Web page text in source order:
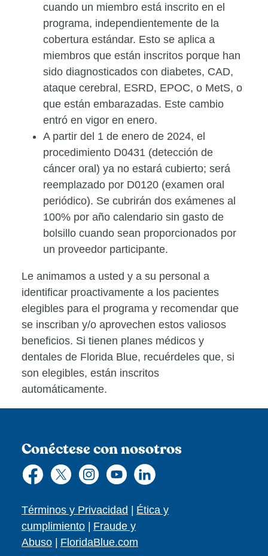
cuando un miembro está inscrito en el
programa, independientemente de la
cobertura estándar. Esto se aplica a
miembros que están inscritos porque han
sido diagnosticados con diabetes, CAD,
ataque cerebral, ESRD, EPOC, o MetS, o
que están embarazadas. Este cambio
entró en vigor en enero.
A partir del 1 de enero de 2024, el
procedimiento D0431 (detección de
cáncer oral) ya no estará cubierto; será
reemplazado por D0120 (examen oral
periódico). Se cubrirán dos exámenes al
100% por año calendario sin gasto de
bolsillo cuando sean proporcionados por
un proveedor participante.
Le animamos a usted y a su personal a
identificar proactivamente a los pacientes
elegibles para el programa y recomendar que
se inscriban y/o aprovechen estos valiosos
beneficios. Si tienen planes médicos y
dentales de Florida Blue, recuérdeles que, si
son elegibles, están inscritos
automáticamente.
Conéctese con nosotros
Términos y Privacidad
Ética y
cumplimiento
Fraude y
Abuso
FloridaBlue.com